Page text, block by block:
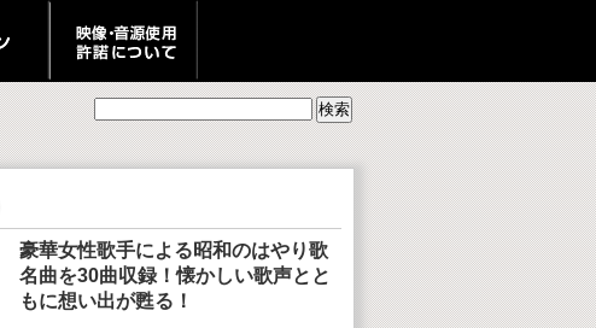
豪華女性歌手による昭和のはやり歌
名曲を30曲収録！懐かしい歌声とと
もに想い出が甦る！